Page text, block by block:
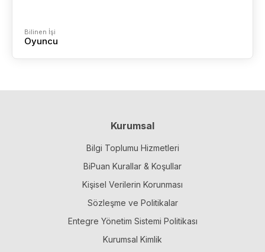
Bilinen İşi
Oyuncu
Kurumsal
Bilgi Toplumu Hizmetleri
BiPuan Kurallar & Koşullar
Kişisel Verilerin Korunması
Sözleşme ve Politikalar
Entegre Yönetim Sistemi Politikası
Kurumsal Kimlik